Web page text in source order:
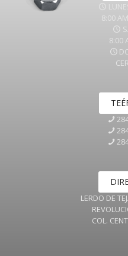
8:00
8:00
LERDO DE
COL.